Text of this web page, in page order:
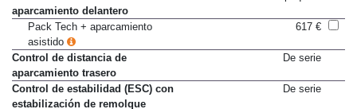
Control de distancia de
aparcamiento delantero
Pack Tech + aparcamiento
asistido
Control de distancia de
aparcamiento trasero
Control de estabilidad (ESC) con